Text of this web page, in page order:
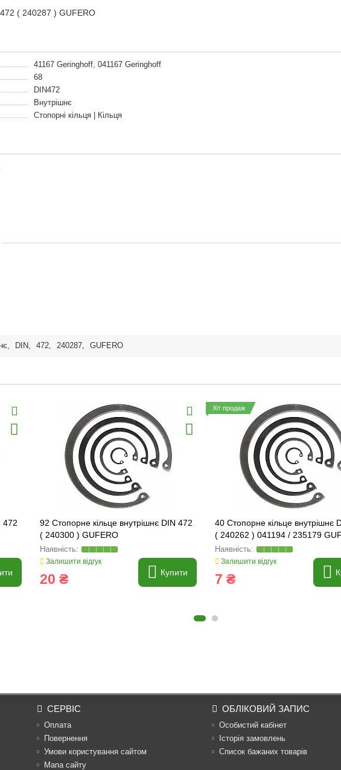
( 240287 ) GUFERO
41167 Geringhoff, 041167 Geringhoff
68
DIN472
Внутрішнє
Стопорні кільця | Кільця
, DIN, 472, 240287, GUFERO
472
92 Стопорне кільце внутрішнє DIN 472
( 240300 ) GUFERO
Залишити відгук
20 ₴ Купити
Хіт продаж
40 Стопорне кільце внутрішнє
( 240262 ) 041194 / 235179
Залишити відгук
7 ₴
СЕРВІС
Оплата
Повернення
Умови користування сайтом
Мапа сайту
ОБЛІКОВИЙ ЗАПИС
Особистий кабінет
Історія замовлень
Список бажаних товарів